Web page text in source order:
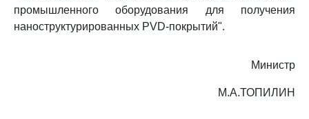
промышленного оборудования для получения
наноструктурированных PVD-покрытий".
Министр
М.А.ТОПИЛИН